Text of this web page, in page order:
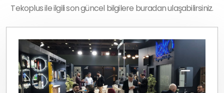
Tekoplus ile ilgili son güncel bilgilere buradan ulaşabilirsiniz.